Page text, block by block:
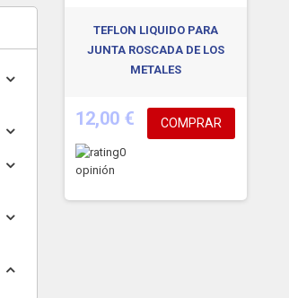
TEFLON LIQUIDO PARA
JUNTA ROSCADA DE LOS
METALES
12,00 €
0
opinión
COMPRAR